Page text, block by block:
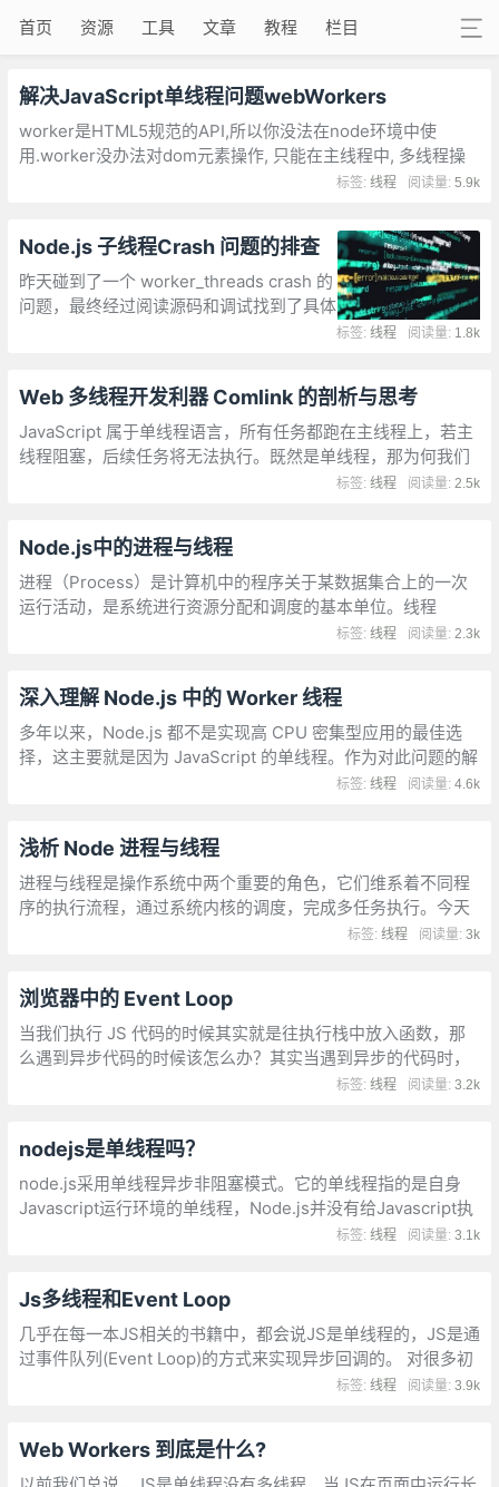
首页 资源 工具 文章 教程 栏目
解决JavaScript单线程问题webWorkers
worker是HTML5规范的API,所以你没法在node环境中使
用.worker没办法对dom元素操作, 只能在主线程中, 多线程操
作dom感觉就不大好.worker可以用于执行长时间运行的计
阅读量:5.9k
标签:线程
Node.js 子线程Crash 问题的排查
昨天碰到了一个 worker_threads crash 的
问题，最终经过阅读源码和调试找到了具体
阅读量: 1.8k
标签:线程
Web 多线程开发利器 Comlink 的剖析与思考
JavaScript 属于单线程语言，所有任务都跑在主线程上，若主
线程阻塞，后续任务将无法执行。既然是单线程，那为何我们
阅读量: 2.5k
标签:线程
Node.js中的进程与线程
进程（Process）是计算机中的程序关于某数据集合上的一次
运行活动，是系统进行资源分配和调度的基本单位。线程
（Thread）是操作系统能够进行运算调度的最小单位。它被包
阅读量: 2.3k
标签:线程
深入理解 Node.js 中的 Worker 线程
多年以来，Node.js 都不是实现高 CPU 密集型应用的最佳选
择，这主要就是因为 JavaScript 的单线程。作为对此问题的解
决方案，Node.js v10.5.0 通过 worker_threads 模块引入了实
阅读量:4.6k
标签:线程
浅析 Node 进程与线程
进程与线程是操作系统中两个重要的角色，它们维系着不同程
序的执行流程，通过系统内核的调度，完成多任务执行。今天
我们从 Node.js（以下简称 Node）的角度来一起学习相关知
阅读量:3k
标签:线程
浏览器中的 Event Loop
当我们执行 JS 代码的时候其实就是往执行栈中放入函数，那
么遇到异步代码的时候该怎么办？其实当遇到异步的代码时，
会被挂起并在需要执行的时候加入到 Task（有多种 Task） 队
阅读量:3.2k
标签:线程
nodejs是单线程吗？
node.js采用单线程异步非阻塞模式。它的单线程指的是自身
Javascript运行环境的单线程，Node.js并没有给Javascript执
行时创建新线程的能力，通过Libuv以及它的事件循环来实现异
阅读量:3.1k
标签:线程
Js多线程和Event Loop
几乎在每一本JS相关的书籍中，都会说JS是单线程的，JS是通
过事件队列(Event Loop)的方式来实现异步回调的。 对很多初
学JS的人来说，根本搞不清楚单线程的JS为什么拥有异步的能
阅读量:3.9k
标签:线程
Web Workers 到底是什么?